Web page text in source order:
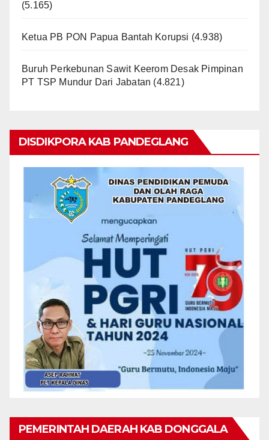
(5.165)
Ketua PB PON Papua Bantah Korupsi (4.938)
Buruh Perkebunan Sawit Keerom Desak Pimpinan
PT TSP Mundur Dari Jabatan (4.821)
DISDIKPORA KAB PANDEGLANG
PEMERINTAH DAERAH KAB DONGGALA